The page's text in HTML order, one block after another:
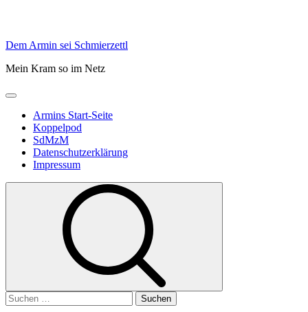
Skip
content
Dem Armin sei Schmierzettl
Mein Kram so im Netz
Primary
Armins Start-Seite
Koppelpod
SdMzM
Datenschutzerklärung
Impressum
Suchen
nach: